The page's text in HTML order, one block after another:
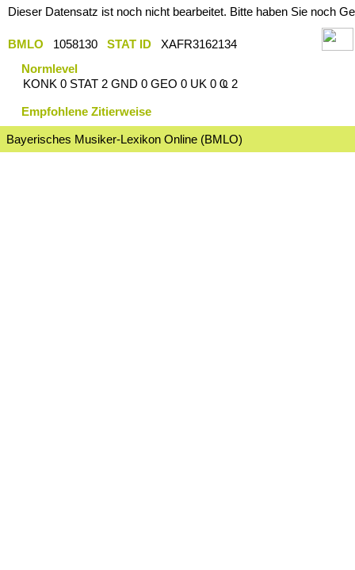
Dieser Datensatz ist noch nicht bearbeitet. Bitte haben Sie noch
BMLO 1058130 STAT ID
XAFR3162134
Normlevel
KONK 0 STAT 2 GND 0 GEO 0 UK 0 Ҩ 2
Empfohlene Zitierweise
Bayerisches Musiker-Lexikon Online (BMLO)